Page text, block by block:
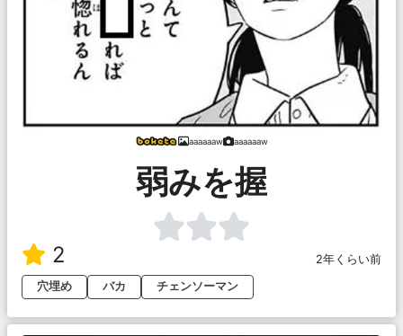
aaaaaaw aaaaaaw
弱みを握
2
2年くらい前
穴埋め
バカ チェンソーマン